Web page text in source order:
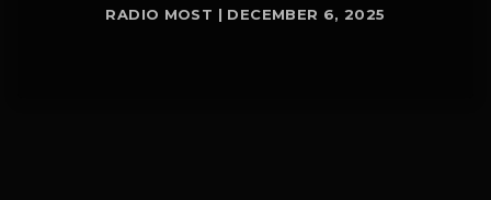
RADIO MOST | DECEMBER 6, 2025